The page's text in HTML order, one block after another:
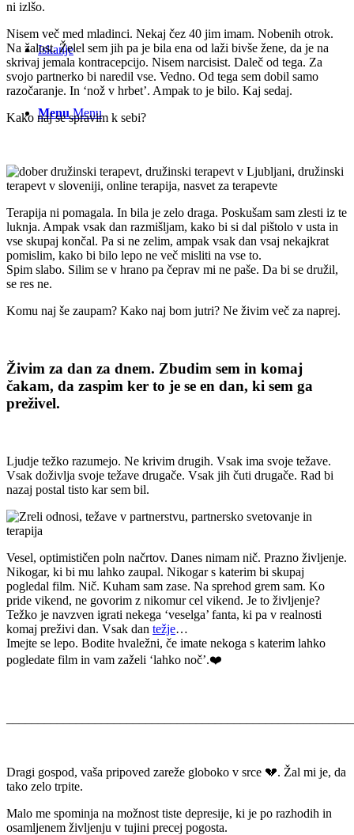
Iskanje
Menu Menu
ni izlšo.
Nisem več med mladinci. Nekaj čez 40 jim imam. Nobenih otrok.
Na žalost. Želel sem jih pa je bila ena od laži bivše žene, da je na
skrivaj jemala kontracepcijo. Nisem narcisist. Daleč od tega. Za
svojo partnerko bi naredil vse. Vedno. Od tega sem dobil samo
razočaranje. In ‘nož v hrbet’. Ampak to je bilo. Kaj sedaj.
Kako naj se spravim k sebi?
Terapija ni pomagala. In bila je zelo draga. Poskušam sam zlesti iz te
luknja. Ampak vsak dan razmišljam, kako bi si dal pištolo v usta in
vse skupaj končal. Pa si ne zelim, ampak vsak dan vsaj nekajkrat
pomislim, kako bi bilo lepo ne več misliti na vse to.
Spim slabo. Silim se v hrano pa čeprav mi ne paše. Da bi se družil,
se res ne.
Komu naj še zaupam? Kako naj bom jutri? Ne živim več za naprej.
Živim za dan za dnem. Zbudim sem in komaj
čakam, da zaspim ker to je se en dan, ki sem ga
preživel.
Ljudje težko razumejo. Ne krivim drugih. Vsak ima svoje težave.
Vsak doživlja svoje težave drugače. Vsak jih čuti drugače. Rad bi
nazaj postal tisto kar sem bil.
Vesel, optimističen poln načrtov. Danes nimam nič. Prazno življenje.
Nikogar, ki bi mu lahko zaupal. Nikogar s katerim bi skupaj
pogledal film. Nič. Kuham sam zase. Na sprehod grem sam. Ko
pride vikend, ne govorim z nikomur cel vikend. Je to življenje?
Težko je navzven igrati nekega ‘veselga’ fanta, ki pa v realnosti
komaj preživi dan. Vsak dan težje…
Imejte se lepo. Bodite hvaležni, če imate nekoga s katerim lahko
pogledate film in vam zaželi ‘lahko noč’.❤️
Dragi gospod, vaša pripoved zareže globoko v srce 💔. Žal mi je, da
tako zelo trpite.
Malo me spominja na možnost tiste depresije, ki je po razhodih in
osamljenem življenju v tujini precej pogosta.